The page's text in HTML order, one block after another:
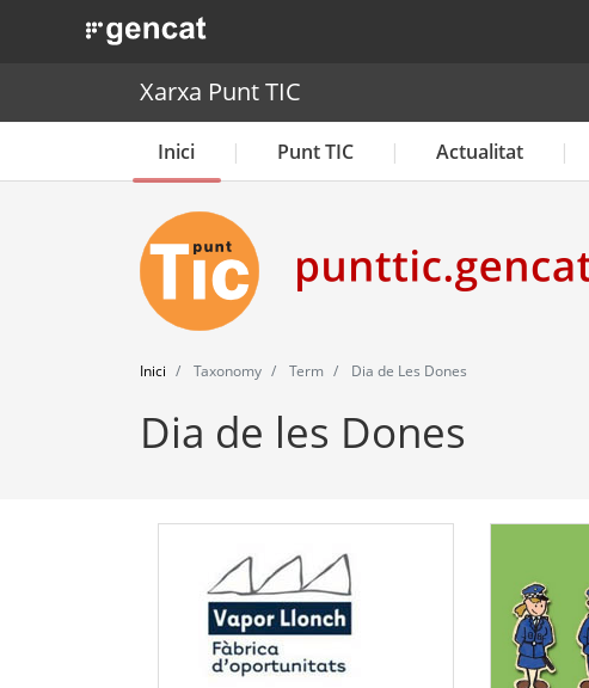
. Obre en una nova finestra.
Xarxa Punt TIC
Inici Punt TIC Actualitat
Inici Taxonomy Term Dia de Les Dones
Dia de les Dones